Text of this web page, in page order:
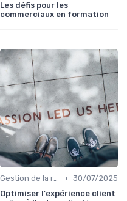
Les défis pour les
commerciaux en formation
Gestion de la relation client (CRM) • 30/07/2025
Optimiser l'expérience client